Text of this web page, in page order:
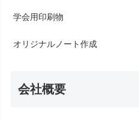
学会用印刷物
オリジナルノート作成
会社概要